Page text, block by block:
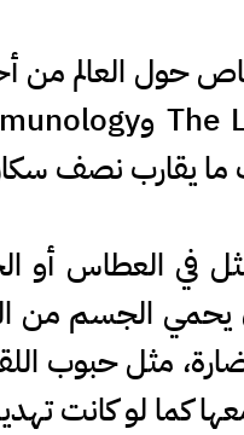
حول العالم
يقارب نصف سكان
العطاس أو
الجسم من
حبوب اللقاح،
كما لو كانت